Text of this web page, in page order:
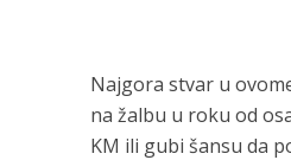
Najgora stvar u
na žalbu u roku od
KM ili gubi šansu da